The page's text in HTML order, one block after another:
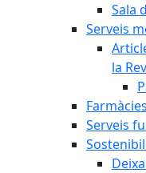
Sala
Serveis
la
Serveis